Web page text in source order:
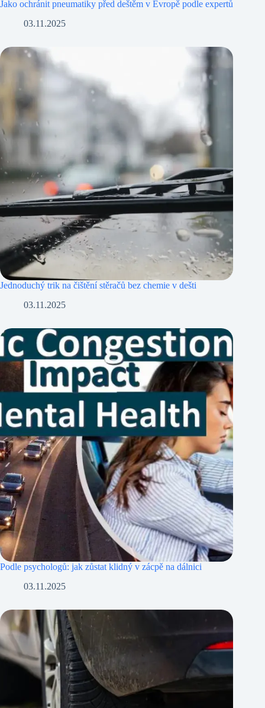
Jako ochránit pneumatiky před deštěm v Evropě podle expertů
03.11.2025
Jednoduchý trik na čištění stěračů bez chemie v dešti
03.11.2025
Podle psychologů: jak zůstat klidný v zácpě na dálnici
03.11.2025